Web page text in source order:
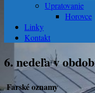
Upratovanie
Horovce
Linky
Kontakt
6. nedeľa v
Farské oznamy